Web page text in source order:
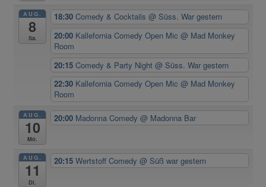
AUG.
8
Sa.
18:30Comedy & Cocktails@ Süss. War gestern
20:00 Kallefornia Comedy Open Mic@ Mad Monkey
Room
20:15Comedy & Party Night@ Süss. War gestern
22:30 Kallefornia Comedy Open Mic@ Mad Monkey
Room
AUG.
10
Mo.
20:00 Madonna Comedy@ Madonna Bar
AUG.
11
Di.
20:15Wertstoff Comedy@ Süß war gestern